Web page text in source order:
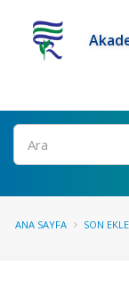
Ara
ANA SAYFA SON